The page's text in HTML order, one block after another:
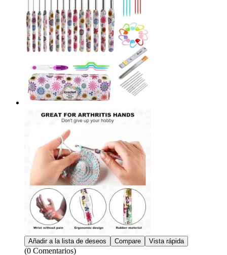
Añadir a la lista de deseos Compare Vista rápida
(0 Comentarios)